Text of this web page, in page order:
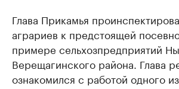
Глава Прикамья
аграриев к предстоящей
примере сельхозпредприятий
Верещагинского района. Глава
ознакомился с работой одного